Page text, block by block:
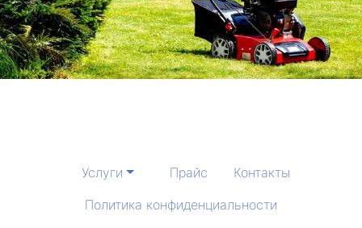
Услуги Прайс
Контакты
Политика конфиденциальности